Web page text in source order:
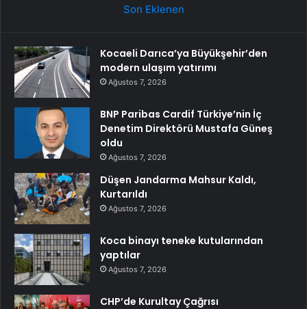
Son Eklenen
Kocaeli Darıca’ya Büyükşehir’den
modern ulaşım yatırımı
Ağustos 7, 2026
BNP Paribas Cardif Türkiye’nin İç
Denetim Direktörü Mustafa Güneş
oldu
Ağustos 7, 2026
Düşen Jandarma Mahsur Kaldı,
Kurtarıldı
Ağustos 7, 2026
Koca binayı teneke kutularından
yaptılar
Ağustos 7, 2026
CHP’de Kurultay Çağrısı